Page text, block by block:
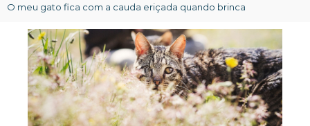
O meu gato fica com a cauda eriçada quando brinca